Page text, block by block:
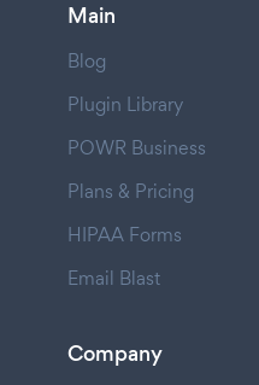
Main
Blog
Plugin Library
POWR Business
Plans & Pricing
HIPAA Forms
Email Blast
Company